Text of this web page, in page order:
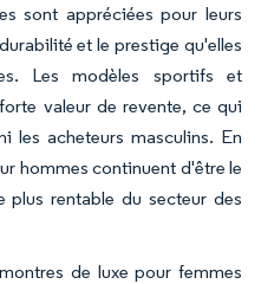
sont appréciées pour leurs
et le prestige qu'elles
Les modèles sportifs et
valeur de revente, ce qui
les acheteurs masculins. En
hommes continuent d'être le
rentable du secteur des
de luxe pour femmes